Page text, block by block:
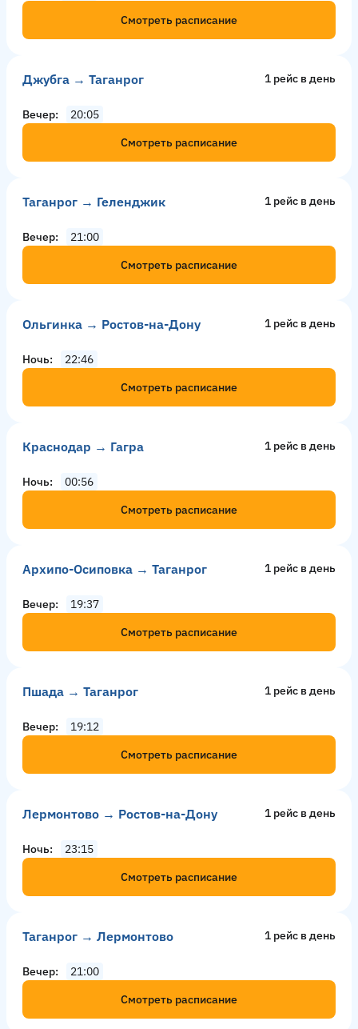
Смотреть расписание
Джубга → Таганрог 1 рейс в день
Вечер
20:05
Смотреть расписание
Таганрог → Геленджик 1 рейс в день
Вечер
21:00
Смотреть расписание
Ольгинка → Ростов-на-Дону 1 рейс в день
Ночь
22:46
Смотреть расписание
Краснодар → Гагра 1 рейс в день
Ночь
00:56
Смотреть расписание
Архипо-Осиповка → Таганрог 1 рейс в день
Вечер
19:37
Смотреть расписание
Пшада → Таганрог 1 рейс в день
Вечер
19:12
Смотреть расписание
Лермонтово → Ростов-на-Дону 1 рейс в день
Ночь
23:15
Смотреть расписание
Таганрог → Лермонтово 1 рейс в день
Вечер
21:00
Смотреть расписание